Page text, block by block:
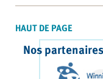
HAUT DE PAGE
Nos partenaires